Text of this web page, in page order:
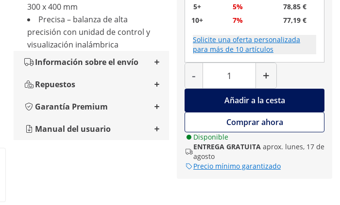
5+
5%
78,85 €
10+
7% 77,19 €
Solicite una oferta personalizada
para más de 10 artículos
-
Cantidad
+
Añadir a la cesta
Comprar ahora
Disponible
ENTREGA GRATUITA aprox. lunes, 17 de
agosto
Precio mínimo garantizado
300 x 400 mm
Precisa – balanza de alta
precisión con unidad de control y
visualización inalámbrica
Información sobre el envío
Repuestos
Garantía Premium
Manual del usuario